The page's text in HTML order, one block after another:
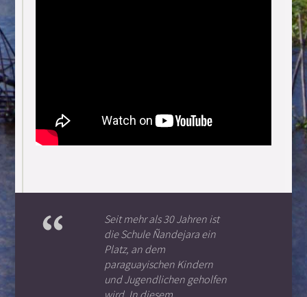
Seit mehr als 30 Jahren ist
die Schule Ñandejara ein
Platz, an dem
paraguayischen Kindern
und Jugendlichen geholfen
wird. In diesem